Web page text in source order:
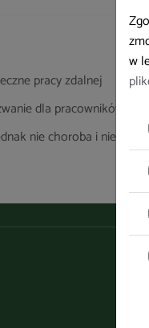
pracy zdalnej
dla pracowników i
nie choroba i nie
w